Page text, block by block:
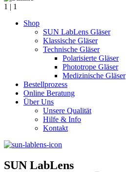
1 | 1
Shop
SUN LabLens Gläser
Klassische Gläser
Technische Gläser
Polarisierte Gläser
Phototrope Gläser
Medizinische Gläser
Bestellprozess
Online Beratung
Über Uns
Unsere Qualität
Hilfe & Info
Kontakt
SUN LabLens